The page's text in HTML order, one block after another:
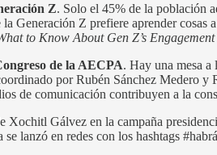
Z. Solo el 45% de la población
Generación Z prefiere aprender
to Know About Gen Z’s
de la AECPA. Hay una mesa a
por Rubén Sánchez Medero y
de comunicación contribuyen a la
Xochitl Gálvez en la campaña
se lanzó en redes con los hashtags